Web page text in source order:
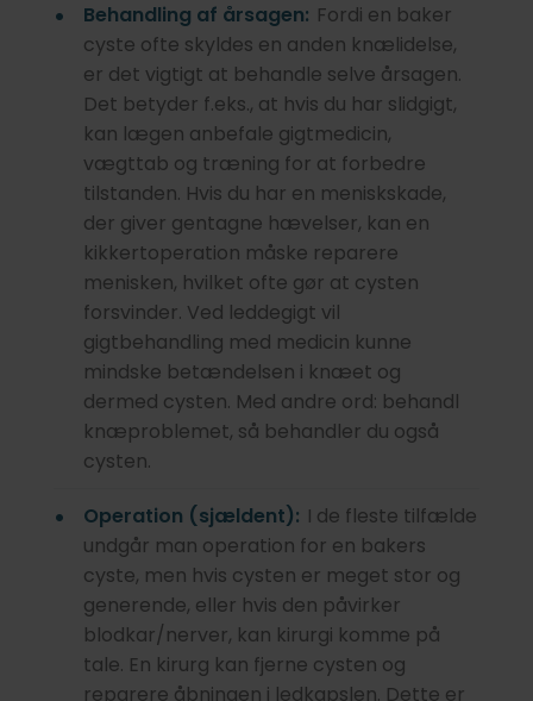
Behandling af årsagen: Fordi en baker
cyste ofte skyldes en anden knælidelse,
er det vigtigt at behandle selve årsagen.
Det betyder f.eks., at hvis du har slidgigt,
kan lægen anbefale gigtmedicin,
vægttab og træning for at forbedre
tilstanden. Hvis du har en meniskskade,
der giver gentagne hævelser, kan en
kikkertoperation måske reparere
menisken, hvilket ofte gør at cysten
forsvinder. Ved leddegigt vil
gigtbehandling med medicin kunne
mindske betændelsen i knæet og
dermed cysten. Med andre ord: behandl
knæproblemet, så behandler du også
cysten.
Operation (sjældent): I de fleste tilfælde
undgår man operation for en bakers
cyste, men hvis cysten er meget stor og
generende, eller hvis den påvirker
blodkar/nerver, kan kirurgi komme på
tale. En kirurg kan fjerne cysten og
reparere åbningen i ledkapslen. Dette er